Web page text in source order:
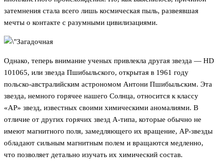
затемнения стала всего лишь космическая пыль, развеявшая
мечты о контакте с разумными цивилизациями.
Однако, теперь внимание ученых привлекла другая звезда — HD
101065, или звезда Пшибыльского, открытая в 1961 году
польско-австралийским астрономом Антони Пшибыльским. Эта
звезда, немного горячее нашего Солнца, относится к классу
«AP» звезд, известных своими химическими аномалиями. В
отличие от других горячих звезд А-типа, которые обычно не
имеют магнитного поля, замедляющего их вращение, AP-звезды
обладают сильным магнитным полем и вращаются медленно,
что позволяет детально изучать их химический состав.